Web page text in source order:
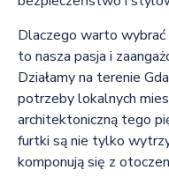
Dlaczego warto
to nasza pasja i
Działamy na terenie
potrzeby lokalnych
architektoniczną tego
furtki są nie tylko
komponują się z